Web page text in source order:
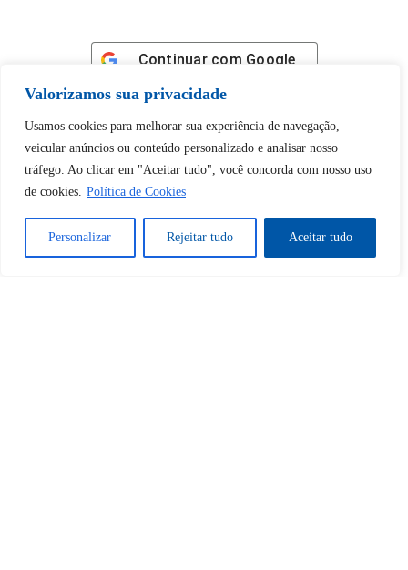
Valorizamos sua privacidade
Usamos cookies para melhorar sua experiência de navegação,
veicular anúncios ou conteúdo personalizado e analisar nosso
tráfego. Ao clicar em "Aceitar tudo", você concorda com nosso uso
de cookies. Política de Cookies
Personalizar Rejeitar tudo Aceitar tudo
Continuar com Google
Tem certeza de que deseja